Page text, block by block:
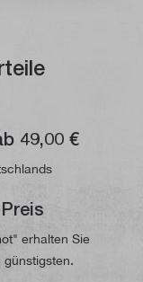
49,00 €
erhalten Sie